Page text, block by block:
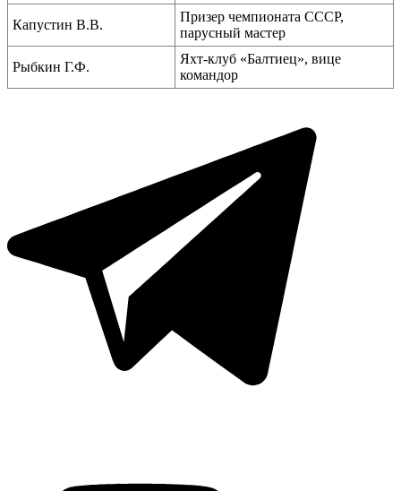
Капустин В.В.
Призер чемпионата СССР,
парусный мастер
Рыбкин Г.Ф.
Яхт-клуб «Балтиец», вице
командор